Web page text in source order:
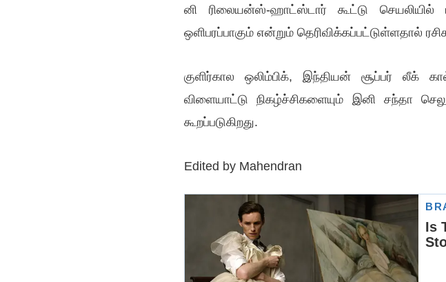
னி ரிலையன்ஸ்-ஹாட்ஸ்டார் கூட்டு செயலியில்
ஒளிபரப்பாகும் என்றும் தெரிவிக்கப்பட்டுள்ளதால்
குளிர்கால ஒலிம்பிக், இந்தியன் சூப்பர் லீக்
விளையாட்டு நிகழ்ச்சிகளையும் இனி சந்தா
கூறப்படுகிறது.
Edited by Mahendran